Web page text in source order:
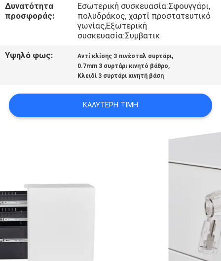
ΕΙΔΉΣΕΙΣ
ΈΝΑ
ΑΠΌΣΠΑΣΜΑ
SITEMAP
Δυνατότητα
προσφοράς:
Εσωτερική συσκευασία:Σφουγγάρι,
πολυδράκος, χαρτί προστατευτικό
γωνίας,Εξωτερική
συσκευασία:Συμβατικ
Υψηλό φως:
Αντί κλίσης 3 πινέσταλ συρτάρι,
0.7mm 3 συρτάρι κινητό βάθρο,
Κλειδί 3 συρτάρι κινητή βάση
ΚΑΛΎΤΕΡΗ ΤΙΜΉ